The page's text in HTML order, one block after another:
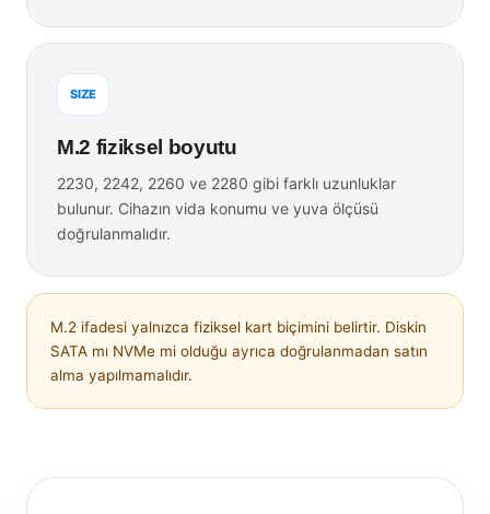
SIZE
M.2 fiziksel boyutu
2230, 2242, 2260 ve 2280 gibi farklı uzunluklar
bulunur. Cihazın vida konumu ve yuva ölçüsü
doğrulanmalıdır.
M.2 ifadesi yalnızca fiziksel kart biçimini belirtir. Diskin
SATA mı NVMe mi olduğu ayrıca doğrulanmadan satın
alma yapılmamalıdır.